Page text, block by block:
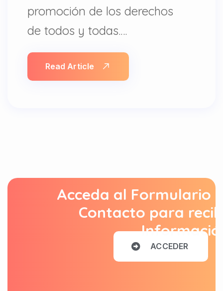
promoción de los derechos
de todos y todas.…
Read Article
Acceda al Formulario
Contacto para
ACCEDER